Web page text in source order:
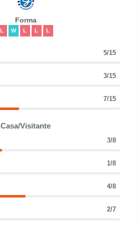
Forma
L W L L L
5/15
3/15
7/15
Casa/Visitante
3/8
1/8
4/8
2/7